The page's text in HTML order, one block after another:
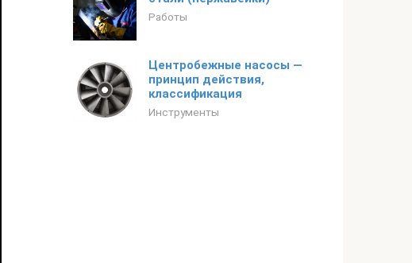
Работы
Центробежные насосы —
принцип действия,
классификация
Инструменты